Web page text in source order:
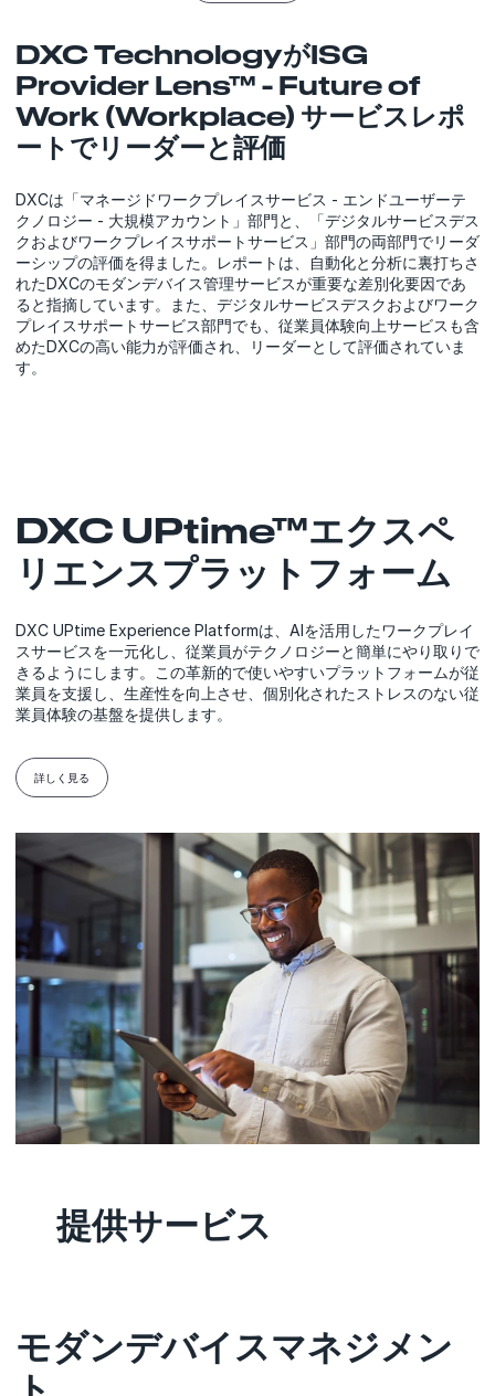
DXC TechnologyがISG
Provider Lens™ - Future of
Work (Workplace) サービスレポ
ートでリーダーと評価
DXCは「マネージドワークプレイスサービス - エンドユーザーテ
クノロジー - 大規模アカウント」部門と、「デジタルサービスデス
クおよびワークプレイスサポートサービス」部門の両部門でリーダ
ーシップの評価を得ました。レポートは、自動化と分析に裏打ちさ
れたDXCのモダンデバイス管理サービスが重要な差別化要因であ
ると指摘しています。また、デジタルサービスデスクおよびワーク
プレイスサポートサービス部門でも、従業員体験向上サービスも含
めたDXCの高い能力が評価され、リーダーとして評価されていま
す。
DXC UPtime™エクスペ
リエンスプラットフォーム
DXC UPtime Experience Platformは、AIを活用したワークプレイ
スサービスを一元化し、従業員がテクノロジーと簡単にやり取りで
きるようにします。この革新的で使いやすいプラットフォームが従
業員を支援し、生産性を向上させ、個別化されたストレスのない従
業員体験の基盤を提供します。
詳しく見る
提供サービス
モダンデバイスマネジメン